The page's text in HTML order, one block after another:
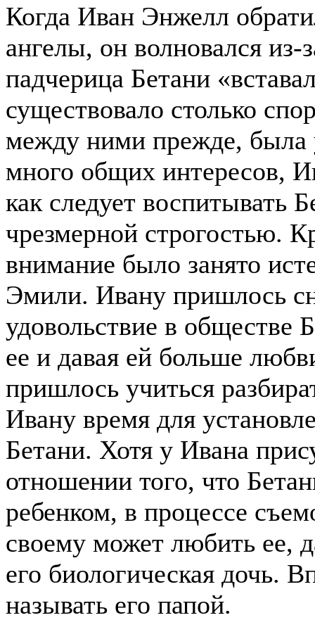
Когда Иван Энжелл
ангелы, он волновался из-
падчерица Бетани
существовало столько
между ними прежде, была
много общих интересов,
как следует воспитывать
чрезмерной строгостью.
внимание было занято
Эмили. Ивану пришлось
удовольствие в обществе
ее и давая ей больше
пришлось учиться
Ивану время для
Бетани. Хотя у Ивана
отношении того, что
ребенком, в процессе
своему может любить ее,
его биологическая дочь.
называть его папой.